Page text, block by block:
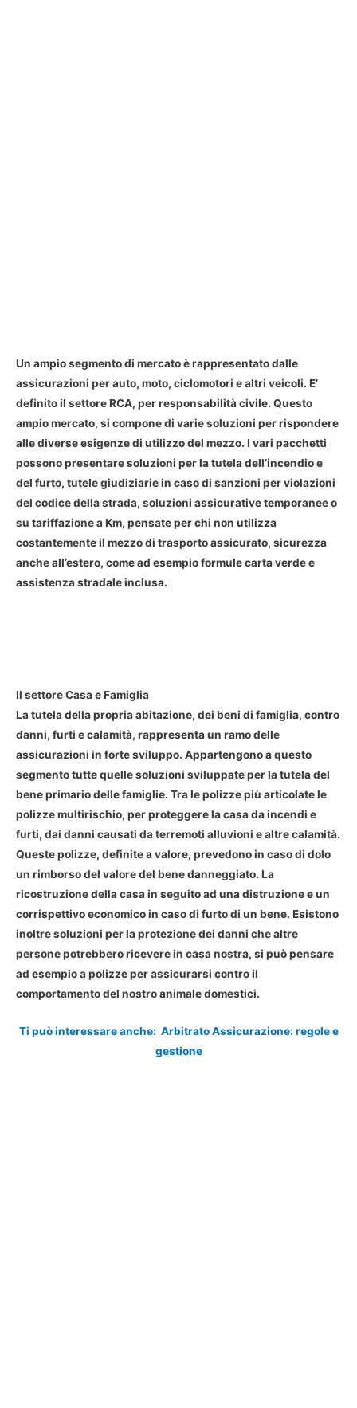
Un ampio segmento di mercato è rappresentato dalle
assicurazioni per auto, moto, ciclomotori e altri veicoli. E’
definito il settore RCA, per responsabilità civile. Questo
ampio mercato, si compone di varie soluzioni per rispondere
alle diverse esigenze di utilizzo del mezzo. I vari pacchetti
possono presentare soluzioni per la tutela dell’incendio e
del furto, tutele giudiziarie in caso di sanzioni per violazioni
del codice della strada, soluzioni assicurative temporanee o
su tariffazione a Km, pensate per chi non utilizza
costantemente il mezzo di trasporto assicurato, sicurezza
anche all’estero, come ad esempio formule carta verde e
assistenza stradale inclusa.
Il settore Casa e Famiglia
La tutela della propria abitazione, dei beni di famiglia, contro
danni, furti e calamità, rappresenta un ramo delle
assicurazioni in forte sviluppo. Appartengono a questo
segmento tutte quelle soluzioni sviluppate per la tutela del
bene primario delle famiglie. Tra le polizze più articolate le
polizze multirischio, per proteggere la casa da incendi e
furti, dai danni causati da terremoti alluvioni e altre calamità.
Queste polizze, definite a valore, prevedono in caso di dolo
un rimborso del valore del bene danneggiato. La
ricostruzione della casa in seguito ad una distruzione e un
corrispettivo economico in caso di furto di un bene. Esistono
inoltre soluzioni per la protezione dei danni che altre
persone potrebbero ricevere in casa nostra, si può pensare
ad esempio a polizze per assicurarsi contro il
comportamento del nostro animale domestici.
Ti può interessare anche: Arbitrato Assicurazione: regole e
gestione